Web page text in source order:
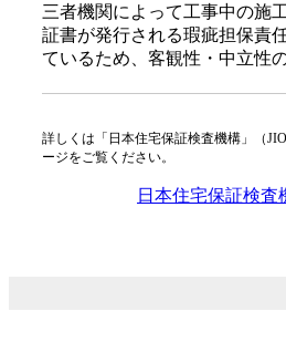
三者機関によって工事中の施
証書が発行される瑕疵担保責
ているため、客観性・中立性
詳しくは「日本住宅保証検査機構」（
ージをご覧ください。
日本住宅保証検査